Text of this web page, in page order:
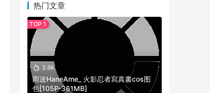
热门文章
3.6K
雨波HaneAme_ 火影忍者寫真書cos图
包[105P-361MB]